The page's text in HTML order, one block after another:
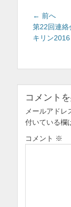
投
稿
ナ
シ
ョ
ン
← 前へ
の
投
第22回連絡
キリン2016
コメント
メールアドレ
付いている欄
コメント ※